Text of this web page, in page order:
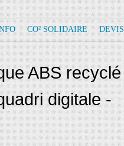
CO² SOLIDAIRE DEVIS
ABS recyclé
digitale -